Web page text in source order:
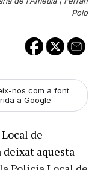
Polo
nos com a font
a Google
de
aquesta